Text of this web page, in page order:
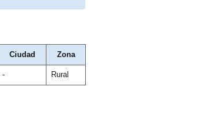
Ciudad Zona
- Rural